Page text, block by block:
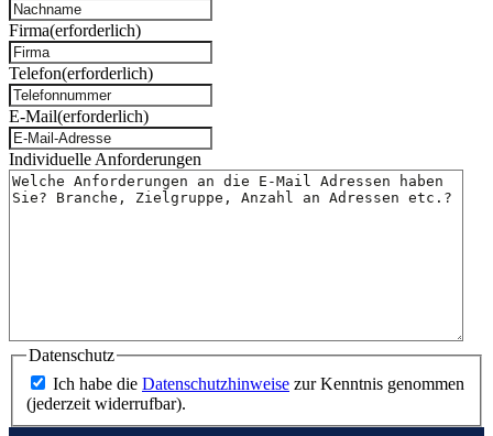
Firma(erforderlich)
Telefon(erforderlich)
E-Mail(erforderlich)
Individuelle Anforderungen
Datenschutz
Ich habe die Datenschutzhinweise zur Kenntnis genommen
(jederzeit widerrufbar).